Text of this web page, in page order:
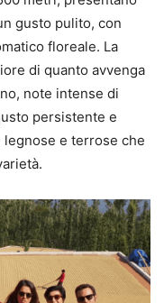
gusto pulito, con
floreale. La
di quanto avvenga
note intense di
persistente e
e terrose che